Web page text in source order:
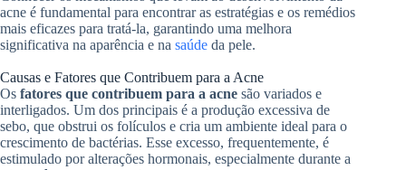
acne é fundamental para encontrar as estratégias e os remédios
mais eficazes para tratá-la, garantindo uma melhora
significativa na aparência e na saúde da pele.
Causas e Fatores que Contribuem para a Acne
Os fatores que contribuem para a acne são variados e
interligados. Um dos principais é a produção excessiva de
sebo, que obstrui os folículos e cria um ambiente ideal para o
crescimento de bactérias. Esse excesso, frequentemente, é
estimulado por alterações hormonais, especialmente durante a